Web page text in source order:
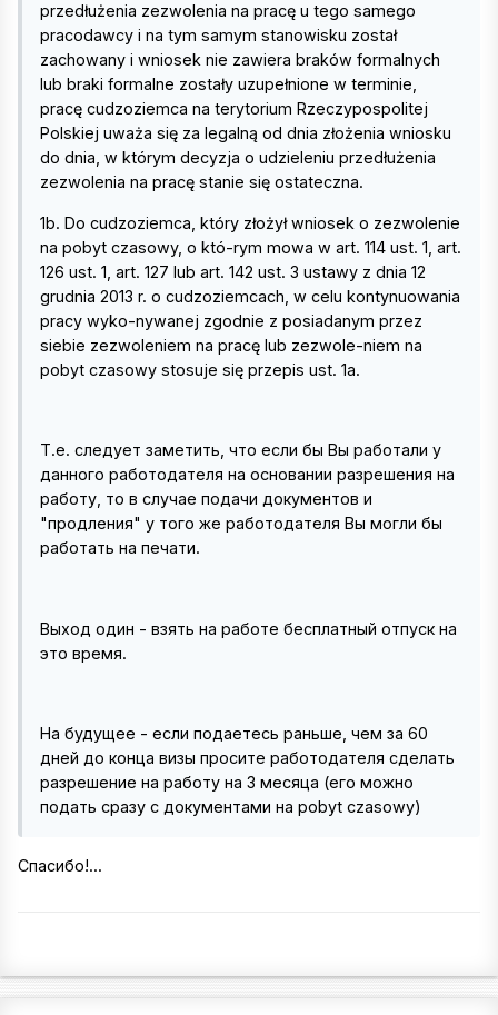
przedłużenia zezwolenia na pracę u tego samego
pracodawcy i na tym samym stanowisku został
zachowany i wniosek nie zawiera braków formalnych
lub braki formalne zostały uzupełnione w terminie,
pracę cudzoziemca na terytorium Rzeczypospolitej
Polskiej uważa się za legalną od dnia złożenia wniosku
do dnia, w którym decyzja o udzieleniu przedłużenia
zezwolenia na pracę stanie się ostateczna.
1b. Do cudzoziemca, który złożył wniosek o zezwolenie
na pobyt czasowy, o któ-rym mowa w art. 114 ust. 1, art.
126 ust. 1, art. 127 lub art. 142 ust. 3 ustawy z dnia 12
grudnia 2013 r. o cudzoziemcach, w celu kontynuowania
pracy wyko-nywanej zgodnie z posiadanym przez
siebie zezwoleniem na pracę lub zezwole-niem na
pobyt czasowy stosuje się przepis ust. 1a.
Т.е. следует заметить, что если бы Вы работали у
данного работодателя на основании разрешения на
работу, то в случае подачи документов и
"продления" у того же работодателя Вы могли бы
работать на печати.
Выход один - взять на работе бесплатный отпуск на
это время.
На будущее - если подаетесь раньше, чем за 60
дней до конца визы просите работодателя сделать
разрешение на работу на 3 месяца (его можно
подать сразу с документами на pobyt czasowy)
Спасибо!...